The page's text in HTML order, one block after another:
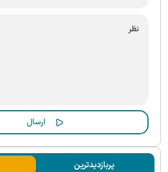
پربازدیدترین